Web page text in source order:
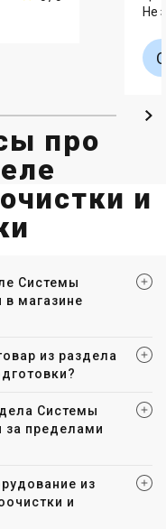
Не
про
и
Системы
магазине
из раздела
Системы
за пределами
из
и